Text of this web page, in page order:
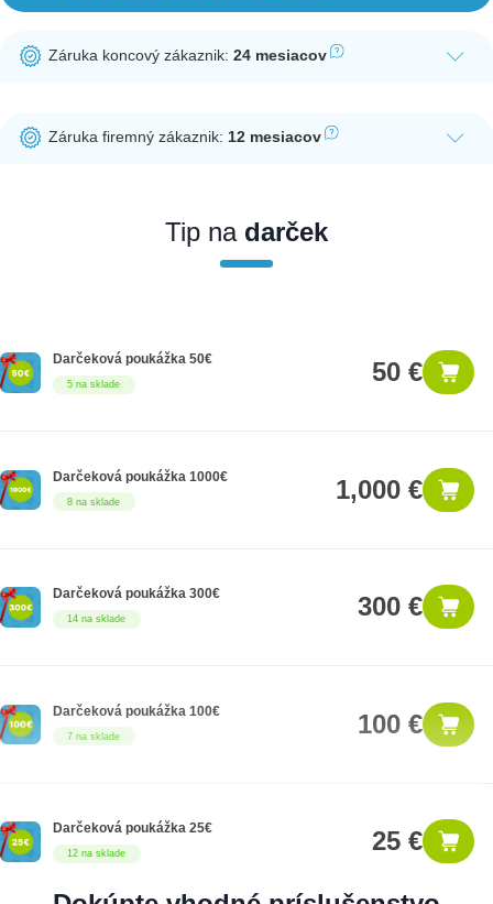
Záruka koncový zákaznik:24 mesiacov
potrebná registrácia zákazníckeho účtu.
Záruka firemný zákaznik:12 mesiacov
nakupovať ako firemný zákazník, musíte sa pred nákupom
registrovať. Registrácia podlieha overeniu.
Tip nadarček
5 na sklade
Darčeková poukážka 50€ 50 €
8 na sklade
Darčeková poukážka 1000€ 1,000 €
14 na sklade
Darčeková poukážka 300€ 300 €
7 na sklade
Darčeková poukážka 100€ 100 €
12 na sklade
Darčeková poukážka 25€ 25 €